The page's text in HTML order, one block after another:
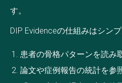
す。
DIP Evidenceの仕組みはシンプ
患者の骨格パターンを読み
論文や症例報告の統計を参